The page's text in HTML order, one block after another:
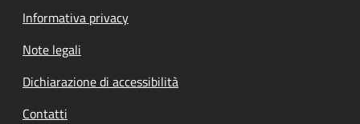
Informativa privacy
Note legali
Dichiarazione di accessibilità
Contatti